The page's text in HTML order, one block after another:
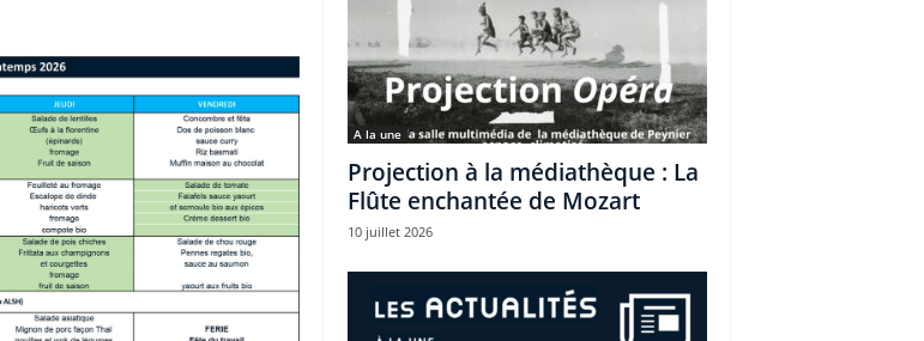
A la une
Projection à la médiathèque : La
Flûte enchantée de Mozart
10 juillet 2026